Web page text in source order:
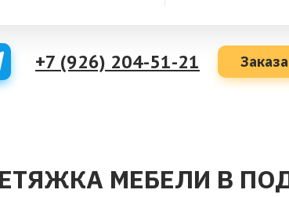
+7 (926) 204-51-21
МЕБЕЛИ В